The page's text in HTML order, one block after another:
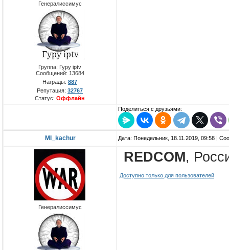
Генералиссимус
Группа: Гуру iptv
Сообщений: 13684
Награды: 887
Репутация: 32767
Статус: Оффлайн
Поделиться с друзьями:
MI_kachur Дата: Понедельник, 18.11.2019, 09:58 |
Генералиссимус
REDCOM,
Доступно только для пользователей